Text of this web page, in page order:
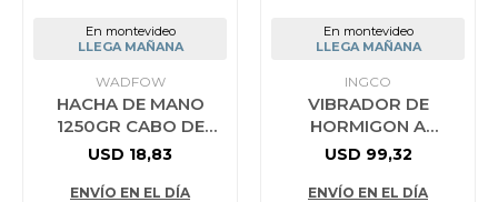
En montevideo
LLEGA MAÑANA
WADFOW
HACHA DE MANO
1250GR CABO DE
MADERA WADFOW
USD 18,83
ENVÍO EN EL DÍA
En montevideo
LLEGA MAÑANA
INGCO
VIBRADOR DE
HORMIGON A
BATERIA 20V
USD 99,32
ENVÍO EN EL DÍA